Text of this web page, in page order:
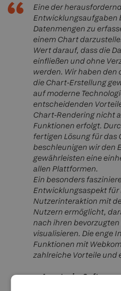
Eine der
Entwicklungsaufgaben
Datenmengen zu
einem Chart
Wert darauf, dass die
einfließen und ohne
werden. Wir haben
die Chart-Erstellung
auf moderne
entscheidenden
Chart-Rendering nicht
Funktionen erfolgt.
fertigen Lösung für das
beschleunigen wir den
gewährleisten eine
allen Plattformen.
Ein besonders
Entwicklungsaspekt
Nutzerinteraktion mit
Nutzern ermöglicht,
nach ihren
visualisieren. Die enge
Funktionen mit
zahlreiche Vorteile und
—Anastasia,